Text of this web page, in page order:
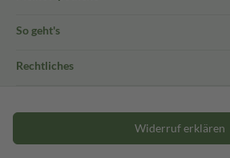
So geht's
Rechtliches
Widerruf erklären